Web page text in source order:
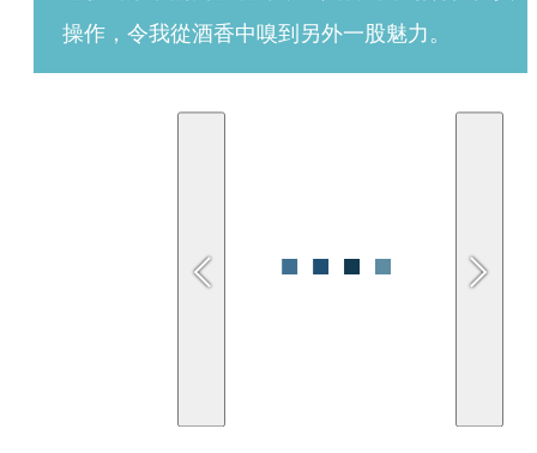
操作，令我從酒香中嗅到另外一股魅力。